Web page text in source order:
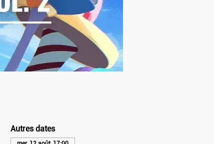
Autres dates